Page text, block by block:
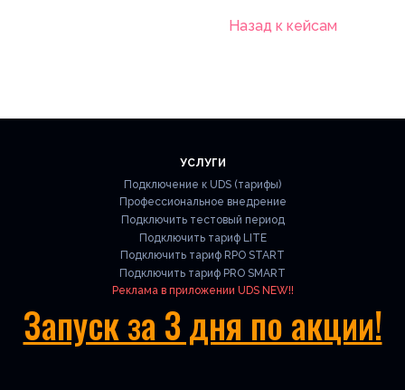
Назад к кейсам
УСЛУГИ
Подключение к UDS (тарифы)
Профессиональное внедрение
Подключить тестовый период
Подключить тариф LITE
Подключить тариф RPO START
Подключить тариф PRO SMART
Реклама в приложении UDS NEW!!
Запуск за 3 дня по акции!